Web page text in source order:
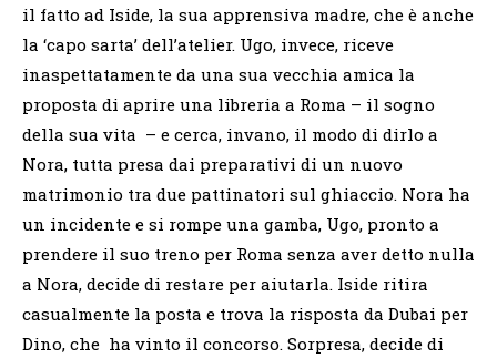
il fatto ad Iside, la sua apprensiva madre, che è anche
la ‘capo sarta’ dell’atelier. Ugo, invece, riceve
inaspettatamente da una sua vecchia amica la
proposta di aprire una libreria a Roma – il sogno
della sua vita – e cerca, invano, il modo di dirlo a
Nora, tutta presa dai preparativi di un nuovo
matrimonio tra due pattinatori sul ghiaccio. Nora ha
un incidente e si rompe una gamba, Ugo, pronto a
prendere il suo treno per Roma senza aver detto nulla
a Nora, decide di restare per aiutarla. Iside ritira
casualmente la posta e trova la risposta da Dubai per
Dino, che ha vinto il concorso. Sorpresa, decide di